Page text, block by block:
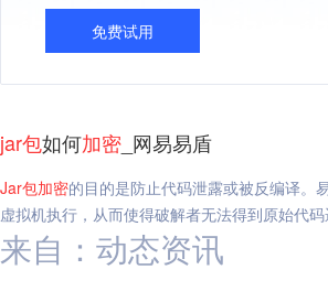
免费试用
jar包如何加密 _网易易盾
Jar包加密的目的是防止代码泄露或被反编译。
虚拟机执行，从而使得破解者无法得到原始代码
来自：动态资讯